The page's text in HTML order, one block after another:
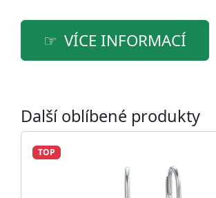
VÍCE INFORMACÍ
Další oblíbené produkty
TOP